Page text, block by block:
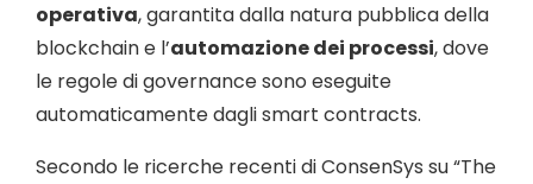
operativa, garantita dalla natura pubblica della
blockchain e l’automazione dei processi, dove
le regole di governance sono eseguite
automaticamente dagli smart contracts.
Secondo le ricerche recenti di ConsenSys su “The